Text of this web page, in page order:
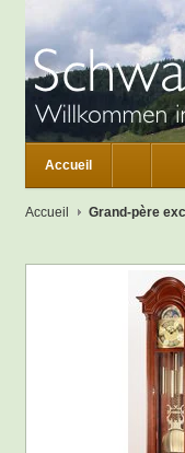
Accueil
Accueil Grand-père